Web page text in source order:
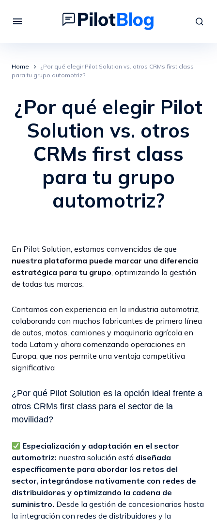
Home
¿Por qué elegir Pilot Solution vs. otros CRMs first class
para tu grupo automotriz?
¿Por qué elegir Pilot
Solution vs. otros
CRMs first class
para tu grupo
automotriz?
En Pilot Solution, estamos convencidos de que
nuestra plataforma puede marcar una diferencia
estratégica para tu grupo, optimizando la gestión
de todas tus marcas.
Contamos con experiencia en la industria automotriz,
colaborando con muchos fabricantes de primera línea
de autos, motos, camiones y maquinaria agrícola en
todo Latam y ahora comenzando operaciones en
Europa, que nos permite una ventaja competitiva
significativa
¿Por qué Pilot Solution es la opción ideal frente a
otros CRMs first class para el sector de la
movilidad?
Especialización y adaptación en el sector
automotriz: nuestra solución está diseñada
específicamente para abordar los retos del
sector, integrándose nativamente con redes de
distribuidores y optimizando la cadena de
suministro. Desde la gestión de concesionarios hasta
la integración con redes de distribuidores y la